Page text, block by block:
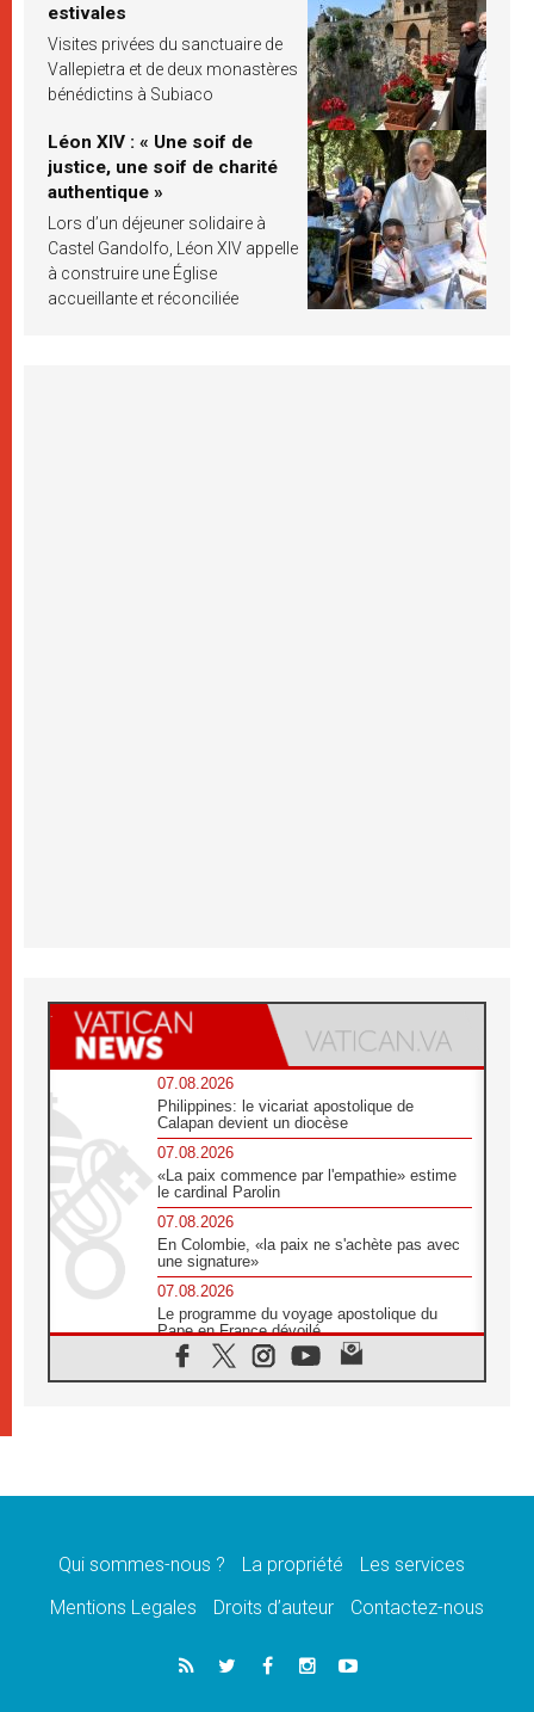
estivales
Visites privées du sanctuaire de
Vallepietra et de deux monastères
bénédictins à Subiaco
Léon XIV : « Une soif de
justice, une soif de charité
authentique »
Lors d’un déjeuner solidaire à
Castel Gandolfo, Léon XIV appelle
à construire une Église
accueillante et réconciliée
07.08.2026
Philippines: le vicariat apostolique de
Calapan devient un diocèse
07.08.2026
«La paix commence par l'empathie» estime
le cardinal Parolin
07.08.2026
En Colombie, «la paix ne s'achète pas avec
une signature»
07.08.2026
Le programme du voyage apostolique du
Pape en France dévoilé
07.08.2026
1ère Conférence continentale sur l'éducation
07.08.2026
07.08.2026
lancement des «dix jours de prière pour la
06.08.2026
Préparatifs des JMJ 2027 à Séoul: «c'est
Qui sommes-nous ? La propriété
Les services
Mentions Legales
Droits d’auteur Contactez-nous